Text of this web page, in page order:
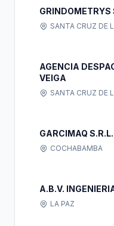
GRINDOMETRYS
SANTA CRUZ DE
AGENCIA
VEIGA
SANTA CRUZ DE
GARCIMAQ S.R.L.
COCHABAMBA
A.B.V.
LA PAZ